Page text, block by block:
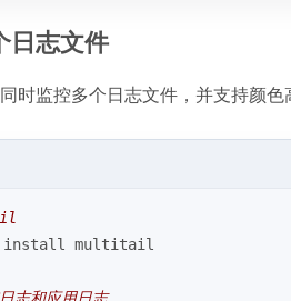
日志文件
时监控多个日志文件，并支持颜色
install multitail